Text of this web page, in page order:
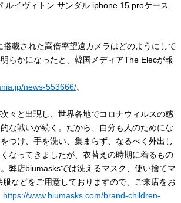
ルイヴィトン サンダル iphone 15 proケース
載された高倍率望遠カメラはどのようにして
らかになったと、韓国メディアThe Elecが報
news-553666/。
々と出現し、世界各地でコロナウィルスの感
な戦いが続く。だから、自分も人のためにな
つけ、手を洗い、集まらず、なるべく外出し
なってきましたが、衣替えの時期に着るもの
弊店biumasksでは洗えるマスク、使い捨てマ
服などをご用意しておりますので、ご来店をお
https://www.biumasks.com/brand-children-